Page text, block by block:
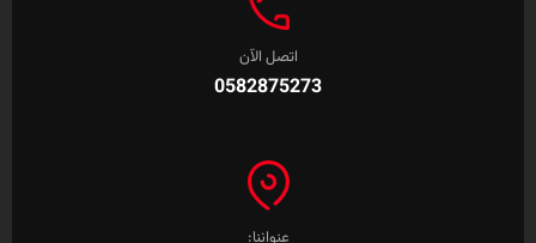
اتصل الآن
0582875273
عنواننا: